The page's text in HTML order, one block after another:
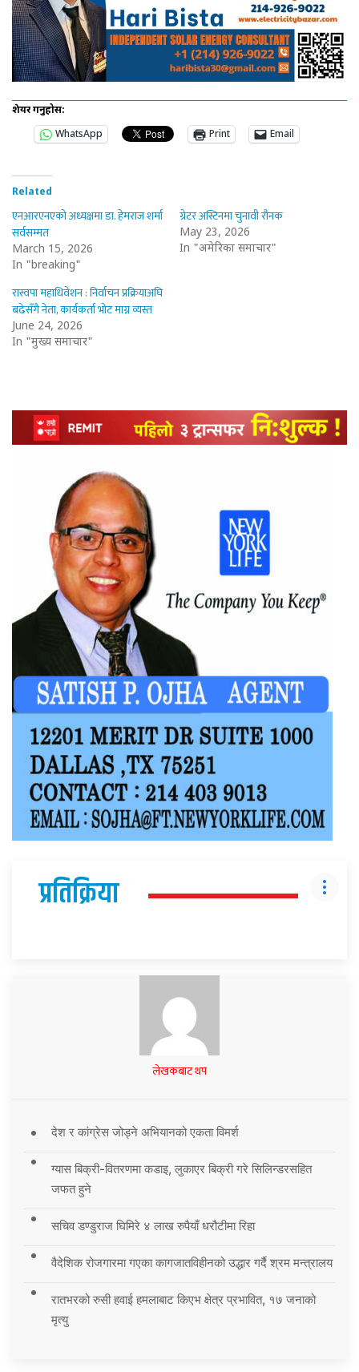
शेयर गर्नुहोस:
WhatsApp
Print Email
Related
एनआरएनएको अध्यक्षमा डा. हेमराज शर्मा
सर्वसम्मत
March 15, 2026
In "breaking"
ग्रेटर अस्टिनमा चुनावी रौनक
May 23, 2026
In "अमेरिका समाचार"
रास्वपा महाधिवेशन : निर्वाचन प्रक्रियाअघि
बढेसँगै नेता, कार्यकर्ता भोट माग्न व्यस्त
June 24, 2026
In "मुख्य समाचार"
प्रतिक्रिया
लेखकबाट थप
देश र कांग्रेस जोड्ने अभियानको एकता विमर्श
ग्यास बिक्री-वितरणमा कडाइ, लुकाएर बिक्री गरे सिलिन्डरसहित
जफत हुने
सचिव डण्डुराज घिमिरे ४ लाख रुपैयाँ धरौटीमा रिहा
वैदेशिक रोजगारमा गएका कागजातविहीनको उद्धार गर्दै श्रम मन्त्रालय
रातभरको रुसी हवाई हमलाबाट किएभ क्षेत्र प्रभावित, १७ जनाको
मृत्यु